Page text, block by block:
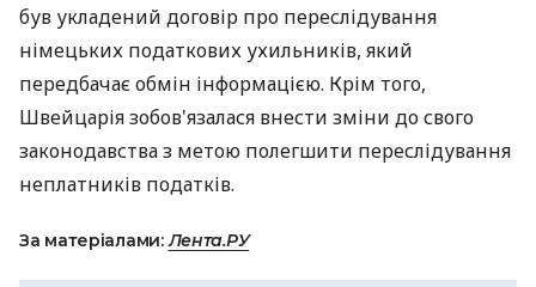
був укладений договір про переслідування
німецьких податкових ухильників, який
передбачає обмін інформацією. Крім того,
Швейцарія зобов'язалася внести зміни до свого
законодавства з метою полегшити переслідування
неплатників податків.
За матеріалами:Лента.РУ